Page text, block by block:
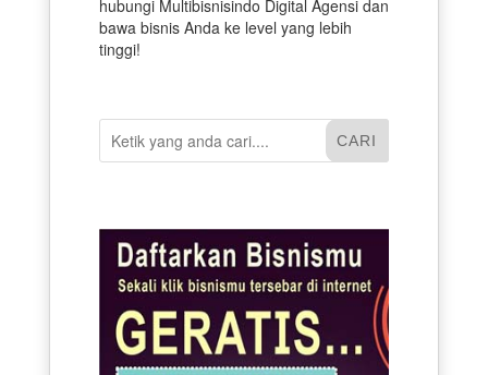
hubungi Multibisnisindo Digital Agensi dan
bawa bisnis Anda ke level yang lebih
tinggi!
CARI